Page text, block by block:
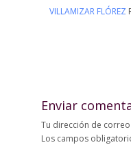
VILLAMIZAR FLÓREZ
Enviar
Tu dirección de
Los campos